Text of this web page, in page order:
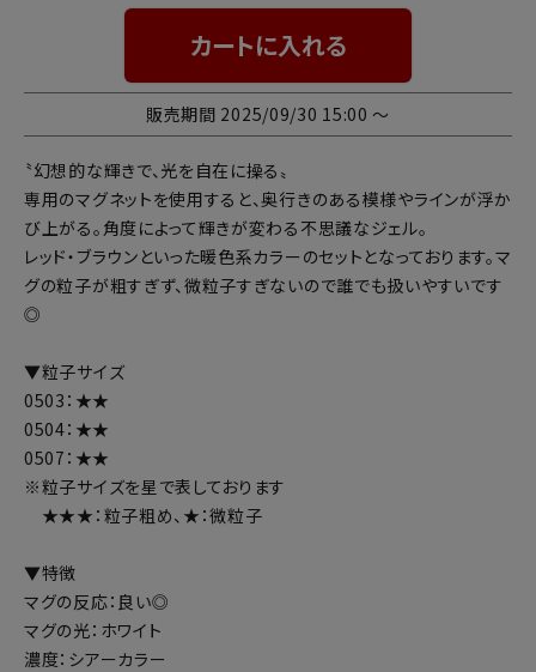
カートに入れる
販売期間 2025/09/30 15:00 〜
〝幻想的な輝きで、光を自在に操る〟
専用のマグネットを使用すると、奥行きのある模様やラインが浮か
び上がる。角度によって輝きが変わる不思議なジェル。
レッド・ブラウンといった暖色系カラーのセットとなっております。マ
グの粒子が粗すぎず、微粒子すぎないので誰でも扱いやすいです
◎
▼粒子サイズ
0503：★★
0504：★★
0507：★★
※粒子サイズを星で表しております
★★★：粒子粗め、★：微粒子
▼特徴
マグの反応：良い◎
マグの光：ホワイト
濃度：シアーカラー